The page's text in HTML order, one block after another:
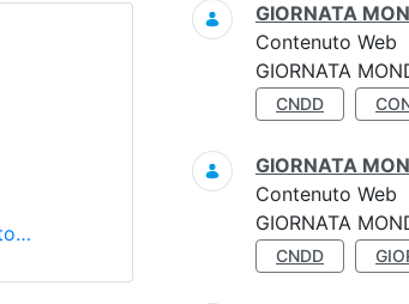
GIORNATA
Contenuto Web
GIORNATA
CNDD
GIORNATA
Contenuto Web
GIORNATA
CNDD